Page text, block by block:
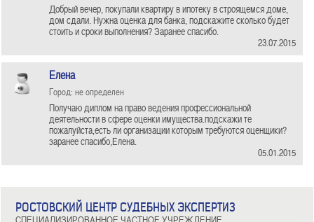
Добрый вечер, покупали квартиру в ипотеку в строящемся доме,
дом сдали. Нужна оценка для банка, подскажите сколько будет
стоить и сроки выполнения? Заранее спасибо.
23.07.2015
Елена
Город: не определен
Получаю диплом на право ведения профессиональной
деятельности в сфере оценки имущества.подскажи те
пожалуйста,есть ли организации которым требуются оценщики?
заранее спасибо,Елена.
05.01.2015
РОСТОВСКИЙ ЦЕНТР СУДЕБНЫХ ЭКСПЕРТИЗ